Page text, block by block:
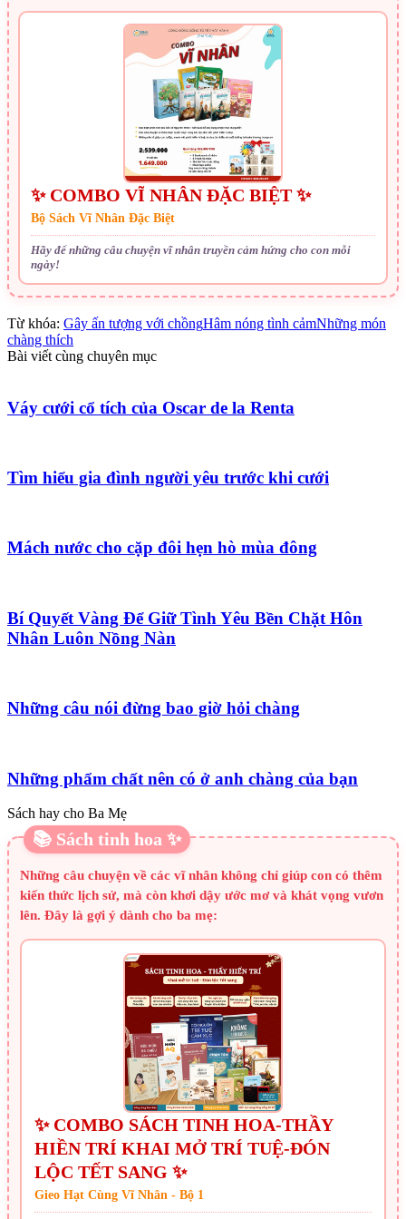
✨ COMBO VĨ NHÂN ĐẶC BIỆT ✨
Bộ Sách Vĩ Nhân Đặc Biệt
Hãy để những câu chuyện vĩ nhân truyền cảm hứng cho con mỗi
ngày!
Từ khóa: Gây ấn tượng với chồngHâm nóng tình cảmNhững món
chàng thích
Bài viết cùng chuyên mục
Váy cưới cổ tích của Oscar de la Renta
Tìm hiểu gia đình người yêu trước khi cưới
Mách nước cho cặp đôi hẹn hò mùa đông
Bí Quyết Vàng Để Giữ Tình Yêu Bền Chặt Hôn
Nhân Luôn Nồng Nàn
Những câu nói đừng bao giờ hỏi chàng
Những phẩm chất nên có ở anh chàng của bạn
Sách hay cho Ba Mẹ
📚 Sách tinh hoa ✨
Những câu chuyện về các vĩ nhân không chỉ giúp con có thêm
kiến thức lịch sử, mà còn khơi dậy ước mơ và khát vọng vươn
lên. Đây là gợi ý dành cho ba mẹ:
✨ COMBO SÁCH TINH HOA-THẦY
HIỀN TRÍ KHAI MỞ TRÍ TUỆ-ĐÓN
LỘC TẾT SANG ✨
Gieo Hạt Cùng Vĩ Nhân - Bộ 1